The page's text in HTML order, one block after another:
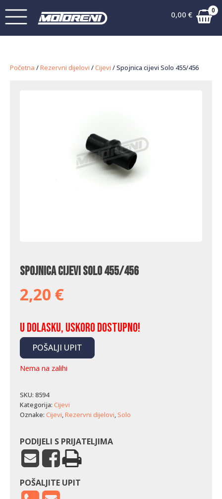
0,00 € 0
Početna /Rezervni dijelovi / Cijevi / Spojnica cijevi Solo 455/456
Spojnica cijevi Solo 455/456
2,20 €
U dolasku, uskoro dostupno!
POŠALJI UPIT
Nema na zalihi
SKU: 8594
Kategorija: Cijevi
Oznake: Cijevi,Rezervni dijelovi, Solo
PODIJELI S PRIJATELJIMA
POŠALJITE UPIT